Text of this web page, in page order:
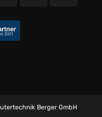
Berger GmbH